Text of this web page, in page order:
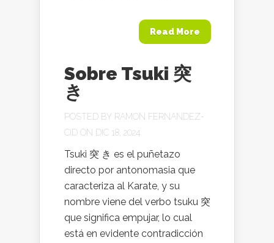
Read More
Sobre Tsuki 突
き
POSTED BY RAMON FERNANDEZ-
CID ON DIC 18, 2024
Tsuki 突 き es el puñetazo
directo por antonomasia que
caracteriza al Karate, y su
nombre viene del verbo tsuku 突
que significa empujar, lo cual
está en evidente contradicción